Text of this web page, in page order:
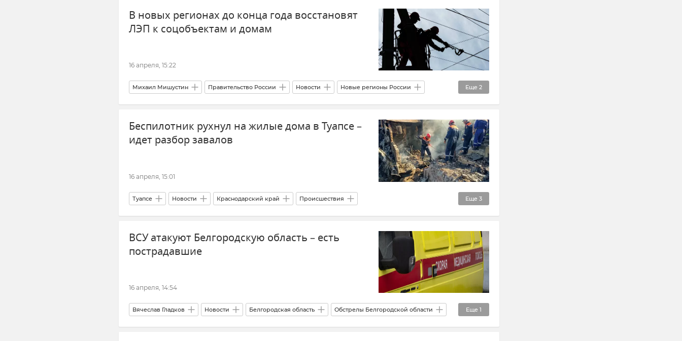
В новых регионах до конца года восстановят
ЛЭП к соцобъектам и домам
16 апреля, 15:22
Еще 2
Михаил Мишустин Правительство России Новости Новые регионы России
Энергетика Электричество
Беспилотник рухнул на жилые дома в Туапсе –
идет разбор завалов
16 апреля, 15:01
Еще 3
Туапсе Новости Краснодарский край Происшествия
Беспилотник (БПЛА, дрон) ВСУ (Вооруженные силы Украины) Атаки ВСУ
ВСУ атакуют Белгородскую область – есть
пострадавшие
16 апреля, 14:54
Еще 1
Вячеслав Гладков Новости Белгородская область Обстрелы Белгородской области
Шебекино (город в Белгородской области)